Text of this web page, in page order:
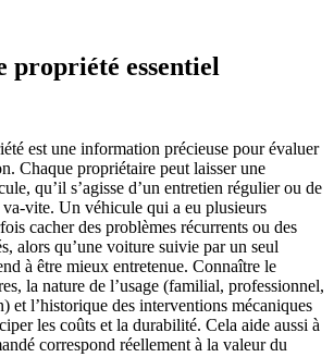
propriété essentiel
est une information précieuse pour évaluer
Chaque propriétaire peut laisser une
qu’il s’agisse d’un entretien régulier ou de
va-vite. Un véhicule qui a eu plusieurs
cacher des problèmes récurrents ou des
alors qu’une voiture suivie par un seul
à être mieux entretenue. Connaître le
la nature de l’usage (familial, professionnel,
et l’historique des interventions mécaniques
les coûts et la durabilité. Cela aide aussi à
correspond réellement à la valeur du